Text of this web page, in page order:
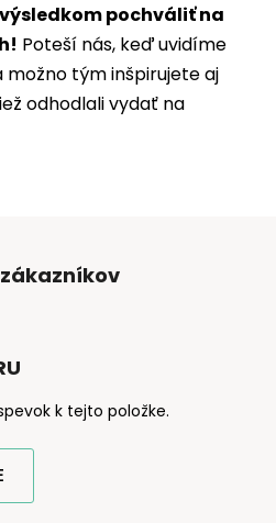
pochváliť na
Poteší nás, keď uvidíme
možno tým inšpirujete aj
odhodlali vydať na
k tejto položke.